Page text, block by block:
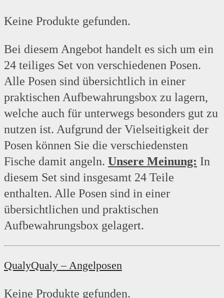
Keine Produkte gefunden.
Bei diesem Angebot handelt es sich um ein
24 teiliges Set von verschiedenen Posen.
Alle Posen sind übersichtlich in einer
praktischen Aufbewahrungsbox zu lagern,
welche auch für unterwegs besonders gut zu
nutzen ist. Aufgrund der Vielseitigkeit der
Posen können Sie die verschiedensten
Fische damit angeln. Unsere Meinung: In
diesem Set sind insgesamt 24 Teile
enthalten. Alle Posen sind in einer
übersichtlichen und praktischen
Aufbewahrungsbox gelagert.
QualyQualy – Angelposen
Keine Produkte gefunden.